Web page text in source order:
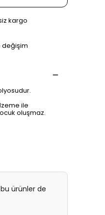
kargo
değişim
ile
oluşmaz.
ürünler de